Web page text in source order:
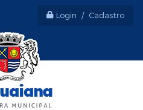
Login / Cadastro